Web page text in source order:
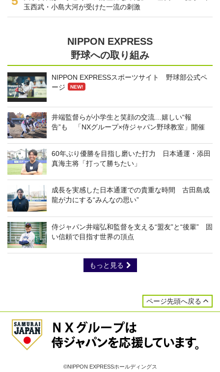
玉西武・小島大河が受けた一流の刺激
NIPPON EXPRESS
野球への取り組み
NIPPON EXPRESSスポーツサイト 野球部公式ペ
ージ
NEW!
井端監督らが小学生と笑顔の交流…嬉しい“報
告”も 「NXグループ×侍ジャパン野球教室」開催
60年ぶり優勝を目指し磨いた打力 日本通運・添田
真海主将「打って勝ちたい」
成長を実感した日本通運での貴重な時間 古田島成
龍が力にする“みんなの思い”
侍ジャパン井端弘和監督を支える“盟友”と“後輩” 固
い信頼で目指す世界の頂点
もっと見る
ページ先頭へ戻る
©NIPPON EXPRESSホールディングス